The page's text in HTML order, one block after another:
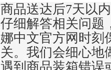
商品送达后7天以
仔细解答相关问题
娜中文官方网时刻
关。我们会细心地
遇到商品装箱错误